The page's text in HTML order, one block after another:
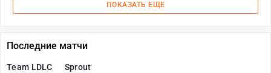
ПОКАЗАТЬ ЕЩЕ
Последние матчи
Team LDLC Sprout